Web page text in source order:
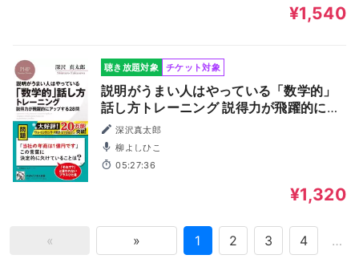
¥1,540
聴き放題対象 チケット対象
説明がうまい人はやっている「数学的」
話し方トレーニング 説得力が飛躍的にア
ップする28問
深沢真太郎
柳よしひこ
05:27:36
¥1,320
« » 1 2 3 4 …